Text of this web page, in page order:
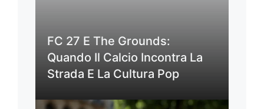
FC 27 E The Grounds:
Quando Il Calcio Incontra La
Strada E La Cultura Pop